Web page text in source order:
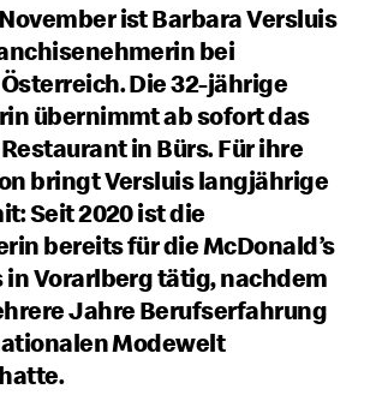
ist Barbara Versluis
bei
Die 32-jährige
übernimmt ab sofort das
in Bürs. Für ihre
bringt Versluis langjährige
Seit 2020 ist die
bereits für die McDonald’s
in Vorarlberg tätig, nachdem
Jahre Berufserfahrung
Modewelt